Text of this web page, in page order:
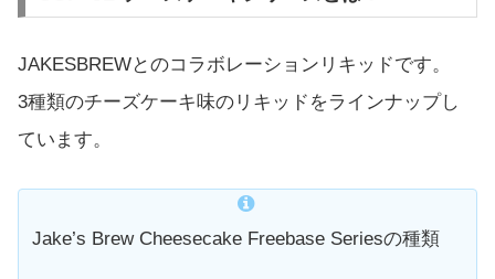
JAKESBREWとのコラボレーションリキッドです。
3種類のチーズケーキ味のリキッドをラインナップし
ています。
Jake’s Brew Cheesecake Freebase Seriesの種類